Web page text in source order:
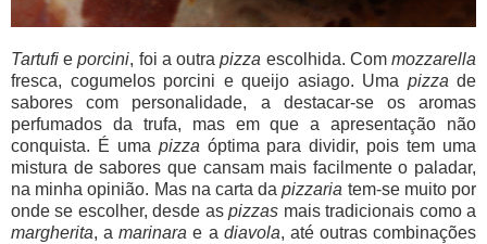
Tartufi eporcini, foi a outrapizza escolhida. Commozzarella
fresca, cogumelos porcini e queijo asiago. Uma pizza de
sabores com personalidade, a destacar-se os aromas
perfumados da trufa, mas em que a apresentação não
conquista. É uma pizza óptima para dividir, pois tem uma
mistura de sabores que cansam mais facilmente o paladar,
na minha opinião. Mas na carta dapizzaria tem-se muito por
onde se escolher, desde aspizzas mais tradicionais como a
margherita, amarinara e a diavola, até outras combinações